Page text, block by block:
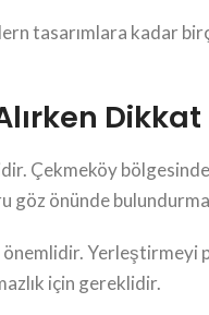
tasarımlara kadar
Çekmeköy
göz önünde
Yerleştirmeyi
için gereklidir.